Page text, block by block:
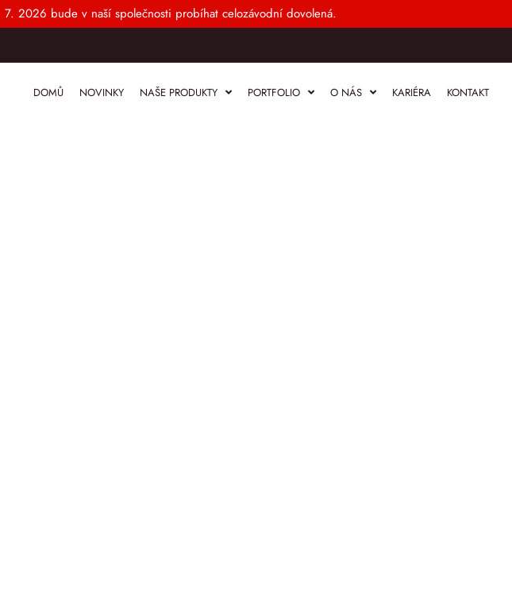
2026 bude v naší společnosti probíhat celozávodní dovolená.
DOMŮ NOVINKY NAŠE PRODUKTY PORTFOLIO O NÁS KARIÉRA KONTAKT